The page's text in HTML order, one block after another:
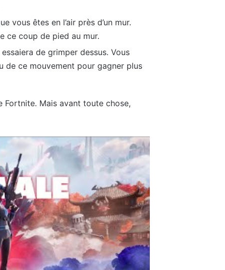
vous êtes en l’air près d’un mur.
ce coup de pied au mur.
de grimper dessus. Vous
de ce mouvement pour gagner plus
Mais avant toute chose,